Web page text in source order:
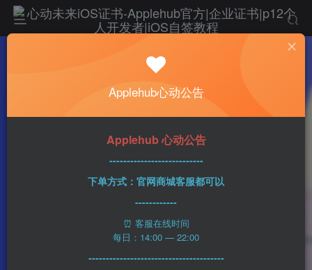
科技资讯
苹果公司一年一度的返校促销活动将于本周在
美国开始
2023-06-06 n1ght_Ra1n
Applehub心动公告
Applehub 心动公告
---------------------------
下单方式：官网商城客服都可以
------------
⏰ 客服在线时间
每日：14:00 — 22:00
---------------------------------------